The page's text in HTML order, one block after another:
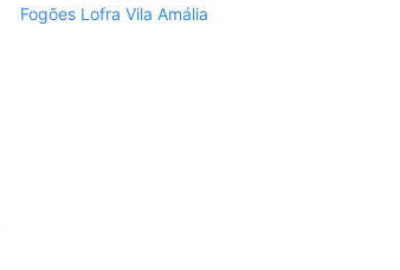
Fogões Lofra Vila Amália